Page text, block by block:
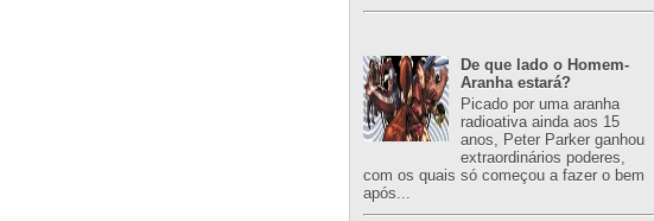
De que lado o Homem-
Aranha estará?
Picado por uma aranha
radioativa ainda aos 15
anos, Peter Parker ganhou
extraordinários poderes,
com os quais só começou a fazer o bem
após...